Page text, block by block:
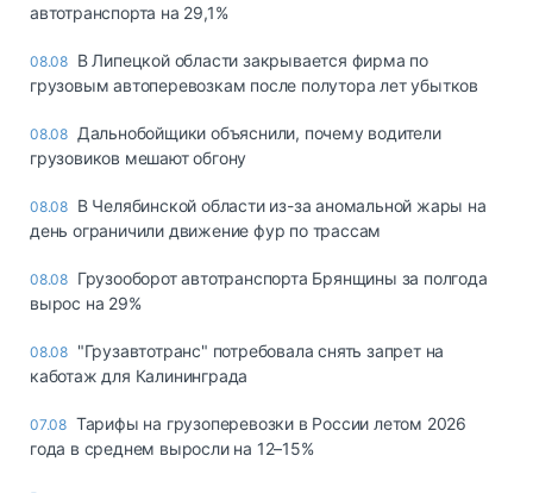
автотранспорта на 29,1%
08.08 В Липецкой области закрывается фирма по
грузовым автоперевозкам после полутора лет убытков
08.08 Дальнобойщики объяснили, почему водители
грузовиков мешают обгону
08.08 В Челябинской области из-за аномальной жары на
день ограничили движение фур по трассам
08.08 Грузооборот автотранспорта Брянщины за полгода
вырос на 29%
08.08 "Грузавтотранс" потребовала снять запрет на
каботаж для Калининграда
07.08 Тарифы на грузоперевозки в России летом 2026
года в среднем выросли на 12–15%